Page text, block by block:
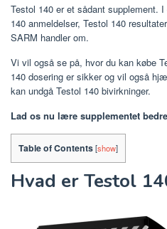
Testol 140 er et sådant supplement.
140 anmeldelser, Testol 140
SARM handler om.
Vi vil også se på, hvor du kan købe
140 dosering er sikker og vil også
kan undgå Testol 140 bivirkninger.
Lad os nu lære supplementet
Table of Contents[show]
Hvad er Testol